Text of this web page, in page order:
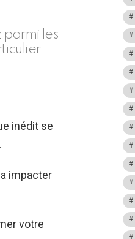
parmi les
inédit se
impacter
votre